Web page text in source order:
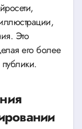
Это
его более